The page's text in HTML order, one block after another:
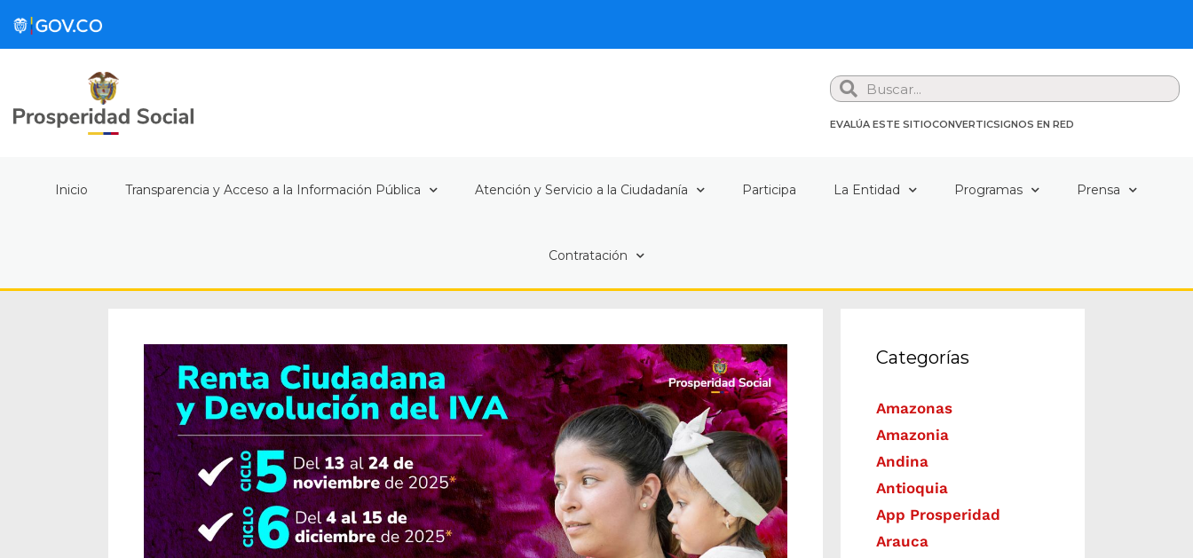
Search
EVALÚA ESTE SITIOCONVERTICSIGNOS EN RED
Inicio Transparencia y Acceso a la Información Pública Atención y Servicio a la Ciudadanía Participa La Entidad Programas Prensa
Contratación
Categorías
Amazonas
Amazonia
Andina
Antioquia
App Prosperidad
Arauca